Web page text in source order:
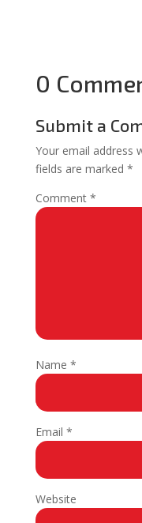
0
Submit a
Your email address
fields are marked *
Comment *
Name *
Email *
Website